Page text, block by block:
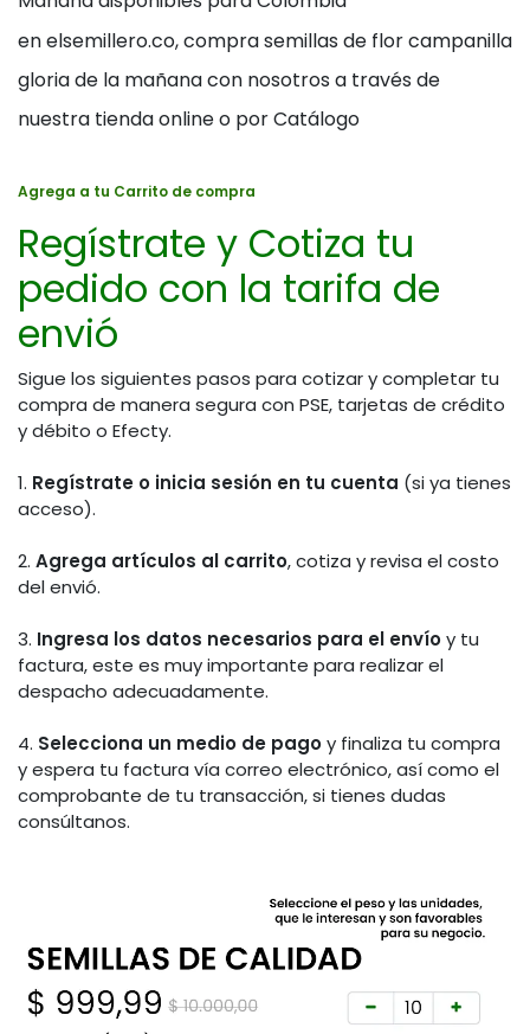
en elsemillero.co, compra semillas de flor campanilla
gloria de la mañana con nosotros a través de
nuestra tienda online o por Catálogo
Agrega a tu Carrito de compra
Regístrate y Cotiza tu
pedido con la tarifa de
envió
Sigue los siguientes pasos para cotizar y completar tu
compra de manera segura con PSE, tarjetas de crédito
y débito o Efecty.
1. Regístrate o inicia sesión en tu cuenta (si ya tienes
acceso).
2. Agrega artículos al carrito, cotiza y revisa el costo
del envió.
3. Ingresa los datos necesarios para el envíoy tu
factura, este es muy importante para realizar el
despacho adecuadamente.
4. Selecciona un medio de pagoy finaliza tu compra
y espera tu factura vía correo electrónico, así como el
comprobante de tu transacción, si tienes dudas
consúltanos.